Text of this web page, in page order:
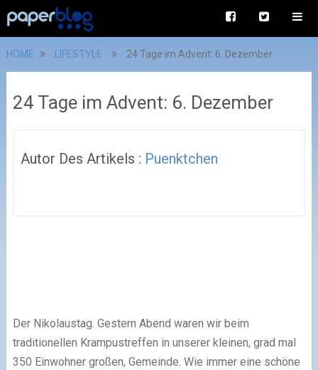
HOME LIFESTYLE 24 Tage im Advent: 6. Dezember
24 Tage im Advent: 6. Dezember
Autor Des Artikels : Puenktchen
Der Nikolaustag. Gestern Abend waren wir beim
traditionellen Krampustreffen in unserer kleinen, grad mal
350 Einwohner großen, Gemeinde. Wie immer eine schöne